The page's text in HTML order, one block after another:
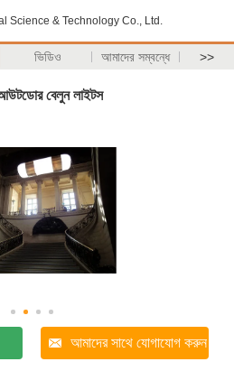
Science & Technology Co., Ltd.
ভিডিও আমাদের সম্বন্ধে >>
বেলুন লাইটস
আমাদের সাথে যোগাযোগ করুন